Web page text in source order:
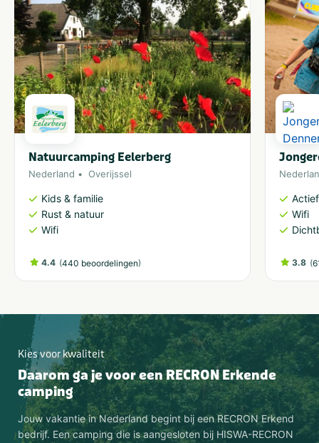
Natuurcamping Eelerberg
Nederland Overijssel
Kids & familie
Rust & natuur
Wifi
4.4 (440 beoordelingen)
Wifi
3.8 (
Kies voor kwaliteit
Daarom ga je voor een RECRON Erkende
camping
Jouw vakantie in Nederland begint bij een RECRON Erkend
bedrijf. Een camping die is aangesloten bij HISWA-RECRON